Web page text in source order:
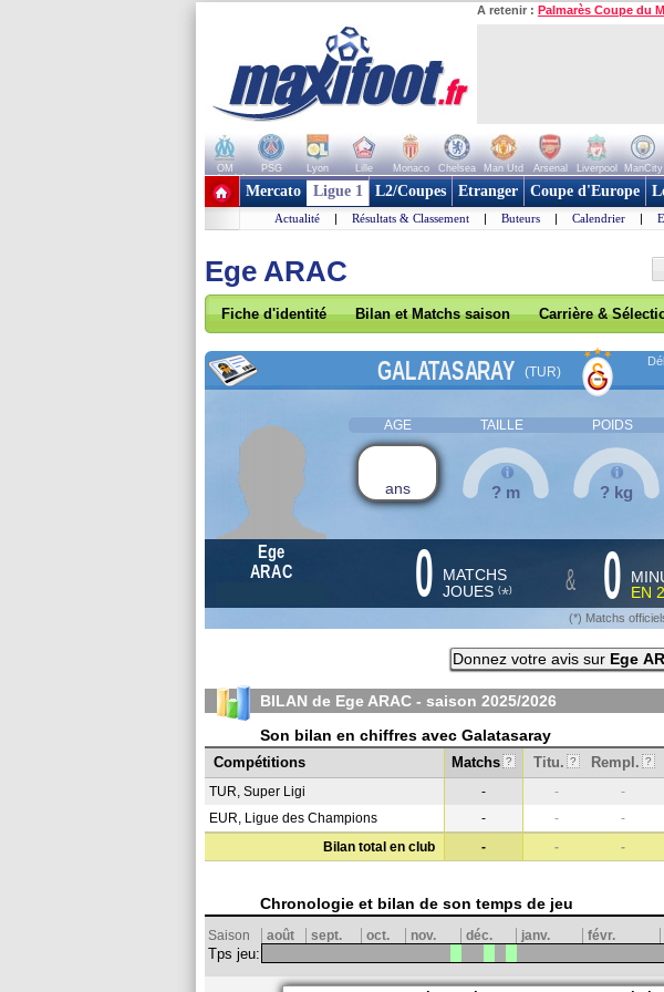
A retenir : Palmarès Coupe du
OM PSG Lyon Lille Monaco Chelsea Man Utd Arsenal Liverpool ManCity
+ de clubs
Mercato Ligue 1 L2/Coupes Etranger Coupe d'Europe
Actualité | Résultats & Classement | Buteurs | Calendrier |
Ege ARAC
Fiche d'identité Bilan et Matchs saison Carrière &
GALATASARAY (TUR)
AGE TAILLE POIDS
ans ? m ? kg
Ege
ARAC
0 MATCHS
JOUES (*) & 0
EN
(*) Matchs
Donnez votre avis sur Ege
BILAN de Ege ARAC - saison 2025/2026
Son bilan en chiffres avec Galatasaray
Compétitions
Matchs ? Titu. ? Rempl. ?
TUR, Super Ligi - - -
EUR, Ligue des Champions
- - -
Bilan total en club
- - -
Chronologie et bilan de son temps de jeu
Saison août sept. oct. nov. déc. janv. févr.
Tps jeu: